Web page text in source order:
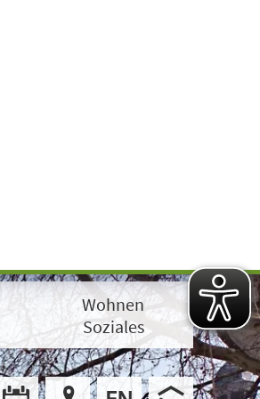
Wohnen
Soziales